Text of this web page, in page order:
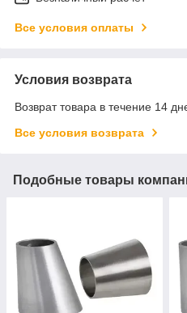
Все условия оплаты
Условия возврата
Возврат товара в течение 14
Все условия возврата
Подобные товары